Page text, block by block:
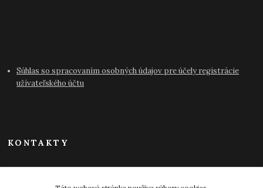
Súhlas so spracovaním osobných údajov pre účely registrácie
užívateľského účtu
KONTAKTY